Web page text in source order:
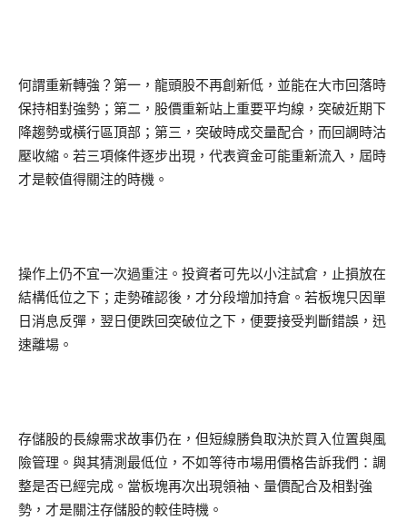
何謂重新轉強？第一，龍頭股不再創新低，並能在大市回落時
保持相對強勢；第二，股價重新站上重要平均線，突破近期下
降趨勢或橫行區頂部；第三，突破時成交量配合，而回調時沽
壓收縮。若三項條件逐步出現，代表資金可能重新流入，屆時
才是較值得關注的時機。
操作上仍不宜一次過重注。投資者可先以小注試倉，止損放在
結構低位之下；走勢確認後，才分段增加持倉。若板塊只因單
日消息反彈，翌日便跌回突破位之下，便要接受判斷錯誤，迅
速離場。
存儲股的長線需求故事仍在，但短線勝負取決於買入位置與風
險管理。與其猜測最低位，不如等待市場用價格告訴我們：調
整是否已經完成。當板塊再次出現領袖、量價配合及相對強
勢，才是關注存儲股的較佳時機。